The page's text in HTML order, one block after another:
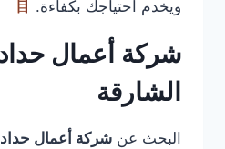
ويخدم احتياجك بكفاءة.
شركة أعمال
الشارقة
البحث عن شركة أعمال